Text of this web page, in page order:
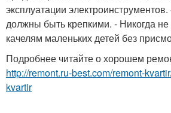
эксплуатации
должны быть крепкими. - Никогда не
качелям маленьких детей без
Подробнее читайте о хорошем
http://remont.ru-best.com/remont-
kvartir